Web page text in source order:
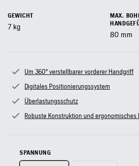
GEWICHT
7 kg
MAX.
80 mm
Um 360° verstellbarer vorderer Handgriff
Digitales Positionierungssystem
Überlastungsschutz
Robuste Konstruktion und ergonomisches
SPANNUNG